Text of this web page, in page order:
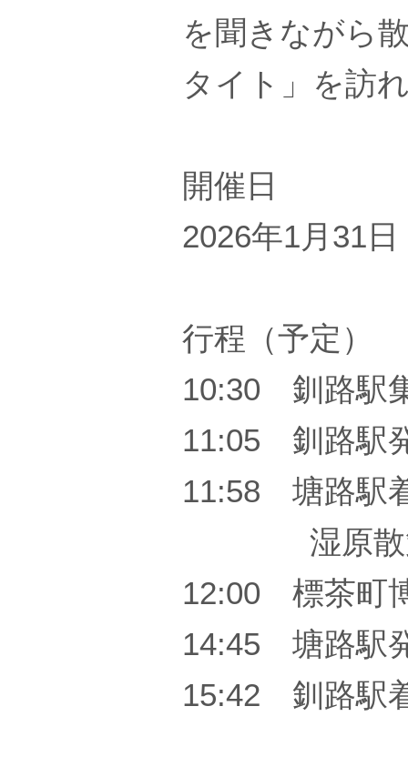
を聞きながら
タイト」を訪
開催日
2026年1月31
行程（予定）
10:30 釧路駅
11:05 釧路駅
11:58 塘路駅
湿原散
12:00 標茶町
14:45 塘路駅
15:42 釧路駅